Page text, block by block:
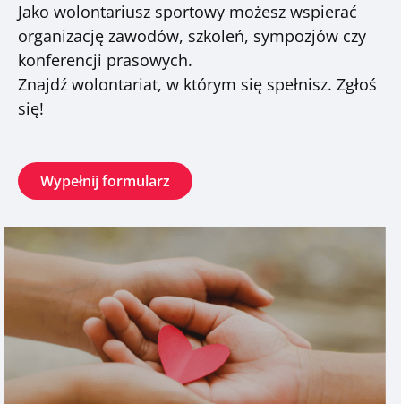
Jako wolontariusz sportowy możesz wspierać
organizację zawodów, szkoleń, sympozjów czy
konferencji prasowych.
Znajdź wolontariat, w którym się spełnisz. Zgłoś
się!
Wypełnij formularz